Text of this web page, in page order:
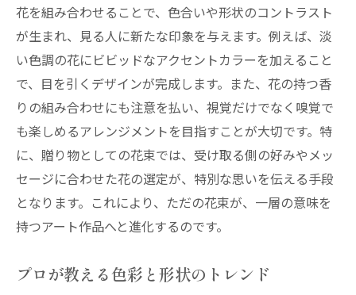
花を組み合わせることで、色合いや形状のコントラスト
が生まれ、見る人に新たな印象を与えます。例えば、淡
い色調の花にビビッドなアクセントカラーを加えること
で、目を引くデザインが完成します。また、花の持つ香
りの組み合わせにも注意を払い、視覚だけでなく嗅覚で
も楽しめるアレンジメントを目指すことが大切です。特
に、贈り物としての花束では、受け取る側の好みやメッ
セージに合わせた花の選定が、特別な思いを伝える手段
となります。これにより、ただの花束が、一層の意味を
持つアート作品へと進化するのです。
プロが教える色彩と形状のトレンド